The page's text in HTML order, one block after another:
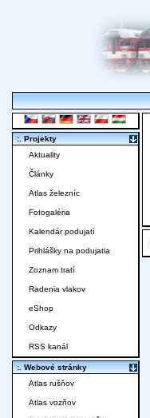
:. Projekty
Aktuality
Články
Atlas železníc
Fotogaléria
Kalendár podujatí
Prihlášky na podujatia
Zoznam tratí
Radenia vlakov
eShop
Odkazy
RSS kanál
:. Webové stránky
Atlas rušňov
Atlas vozňov